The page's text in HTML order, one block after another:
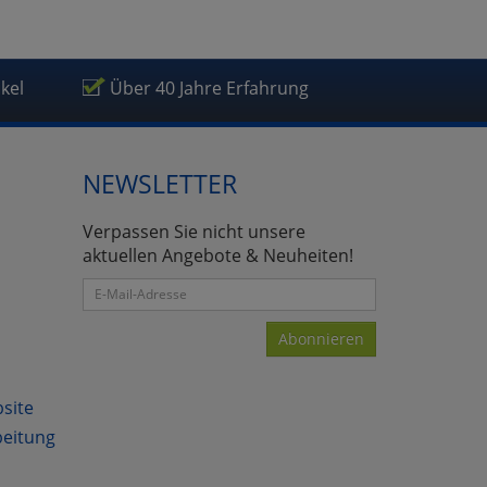
Über 40 Jahre Erfahrung
NEWSLETTER
Verpassen Sie nicht unsere
aktuellen Angebote & Neuheiten!
Abonnieren